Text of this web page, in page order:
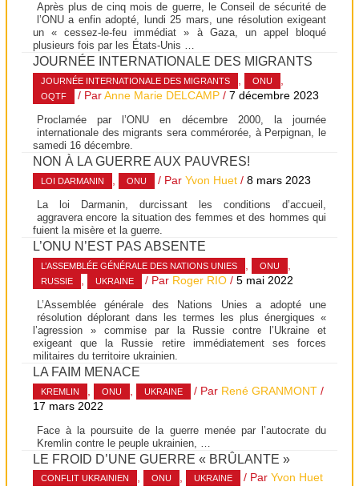
Après plus de cinq mois de guerre, le Conseil de sécurité de
l’ONU a enfin adopté, lundi 25 mars, une résolution exigeant
un « cessez-le-feu immédiat » à Gaza, un appel bloqué
plusieurs fois par les États-Unis …
JOURNÉE INTERNATIONALE DES MIGRANTS
JOURNÉE INTERNATIONALE DES MIGRANTS ONU
OQTF / ParAnne Marie DELCAMP /7 décembre 2023
Proclamée par l’ONU en décembre 2000, la journée
internationale des migrants sera commérorée, à Perpignan, le
samedi 16 décembre.
NON À LA GUERRE AUX PAUVRES!
LOI DARMANIN ONU / ParYvon Huet /8 mars 2023
La loi Darmanin, durcissant les conditions d’accueil,
aggravera encore la situation des femmes et des hommes qui
fuient la misère et la guerre.
L’ONU N’EST PAS ABSENTE
L’ASSEMBLÉE GÉNÉRALE DES NATIONS UNIES ONU
RUSSIE UKRAINE / Par Roger RIO /5 mai 2022
L’Assemblée générale des Nations Unies a adopté une
résolution déplorant dans les termes les plus énergiques «
l’agression » commise par la Russie contre l’Ukraine et
exigeant que la Russie retire immédiatement ses forces
militaires du territoire ukrainien.
LA FAIM MENACE
KREMLIN ONU UKRAINE / Par René GRANMONT /
17 mars 2022
Face à la poursuite de la guerre menée par l’autocrate du
Kremlin contre le peuple ukrainien, …
LE FROID D’UNE GUERRE « BRÛLANTE »
CONFLIT UKRAINIEN , ONU , UKRAINE / ParYvon Huet